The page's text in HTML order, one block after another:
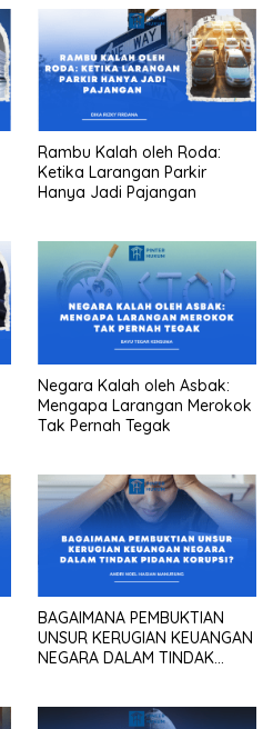
Rambu Kalah oleh Roda:
Ketika Larangan Parkir
Hanya Jadi Pajangan
Negara Kalah oleh Asbak:
Mengapa Larangan Merokok
Tak Pernah Tegak
BAGAIMANA PEMBUKTIAN
UNSUR KERUGIAN KEUANGAN
NEGARA DALAM TINDAK